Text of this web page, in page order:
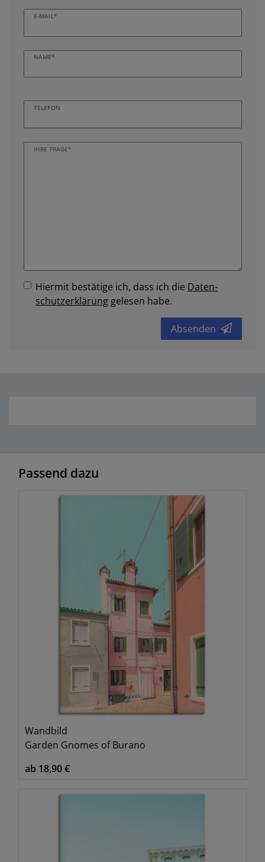
E-MAIL*
NAME*
TELEFON
IHRE FRAGE*
Hiermit bestätige ich, dass ich die Daten­
schutz­erklärung gelesen habe.
Absenden
Passend dazu
Wandbild
Garden Gnomes of Burano
ab 18,90 €